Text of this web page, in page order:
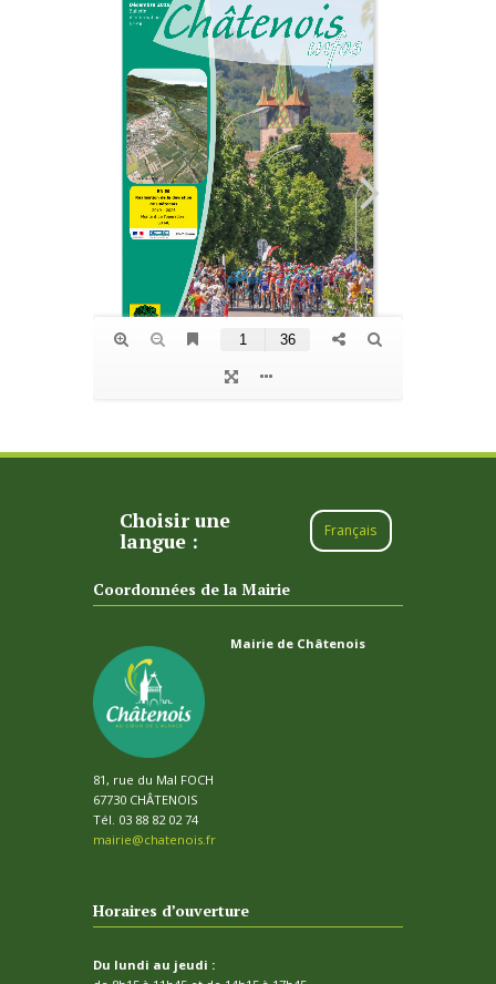
Choisir une
langue :
Français
Coordonnées de la Mairie
Mairie de Châtenois
81, rue du Mal FOCH
67730 CHÂTENOIS
Tél. 03 88 82 02 74
mairie@chatenois.fr
Horaires d’ouverture
Du lundi au jeudi :